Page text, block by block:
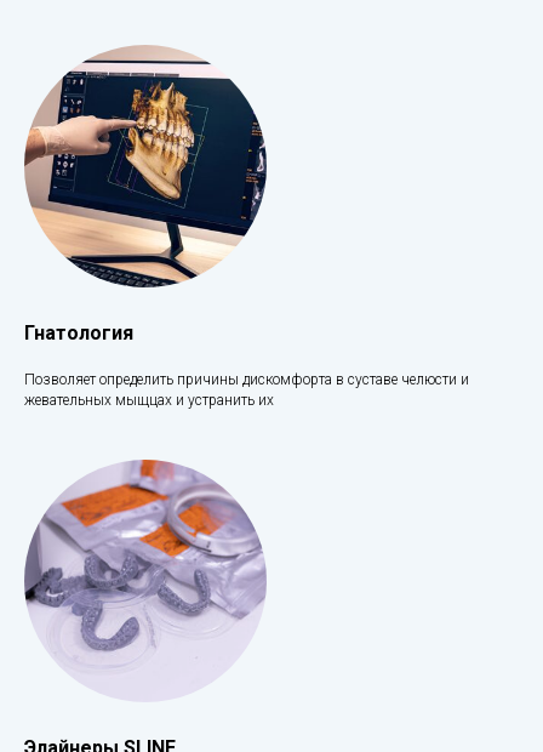
Гнатология
Позволяет определить причины дискомфорта в суставе челюсти и
жевательных мыщцах и устранить их